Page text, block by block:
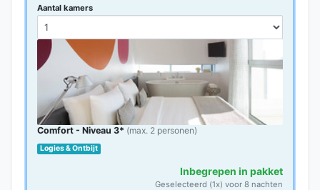
Aantal kamers
Comfort - Niveau 3* (max. 2 personen)
Logies & Ontbijt
Inbegrepen in pakket
Geselecteerd (1x) voor 8 nachten